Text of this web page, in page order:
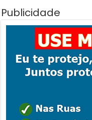
Publicidade